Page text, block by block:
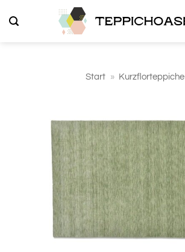
Inhalt
Start » Kurzflorteppiche